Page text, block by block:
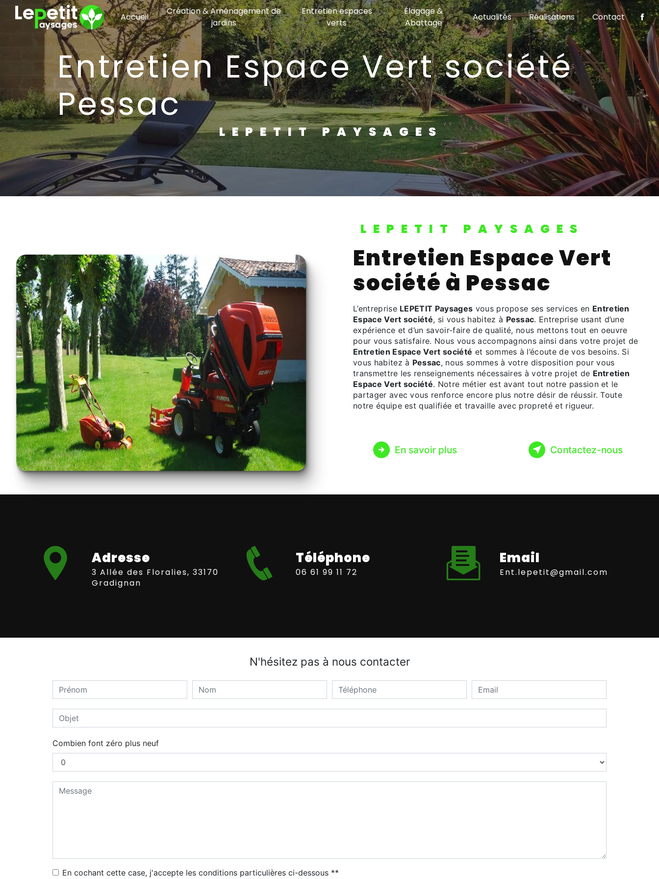
Accueil
Création & Aménagement de
jardins
Entretien espaces
verts
Élagage &
Abattage
Actualités Réalisations Contact
Entretien Espace Vert société
Pessac
LEPETIT PAYSAGES
LEPETIT PAYSAGES
Entretien Espace Vert
société à Pessac
L’entreprise LEPETIT Paysages vous propose ses services en Entretien
Espace Vert société, si vous habitez à Pessac. Entreprise usant d’une
expérience et d’un savoir-faire de qualité, nous mettons tout en oeuvre
pour vous satisfaire. Nous vous accompagnons ainsi dans votre projet de
Entretien Espace Vert société et sommes à l’écoute de vos besoins. Si
vous habitez à Pessac, nous sommes à votre disposition pour vous
transmettre les renseignements nécessaires à votre projet de Entretien
Espace Vert société. Notre métier est avant tout notre passion et le
partager avec vous renforce encore plus notre désir de réussir. Toute
notre équipe est qualifiée et travaille avec propreté et rigueur.
En savoir plus Contactez-nous
Adresse
3 Allée des Floralies, 33170
Gradignan
Téléphone
06 61 99 11 72
Email
ent.lepetit@gmail.com
N'hésitez pas à nous contacter
Combien font zéro plus neuf
En cochant cette case, j'accepte les conditions particulières ci-dessous **
Panneau de gestion des cookies